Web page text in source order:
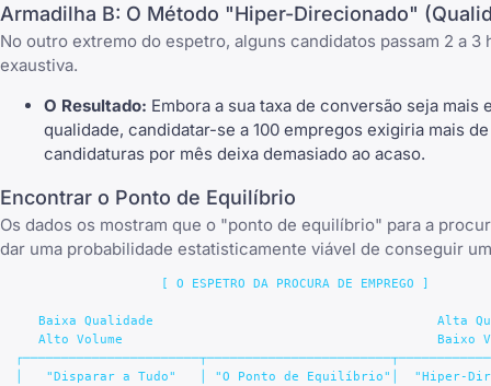
Armadilha B: O Método "Hiper-Direcionado"
No outro extremo do espetro, alguns candidatos passam 2 a
exaustiva.
O Resultado: Embora a sua taxa de conversão seja
qualidade, candidatar-se a 100 empregos exigiria mais
candidaturas por mês deixa demasiado ao acaso.
Encontrar o Ponto de Equilíbrio
Os dados os mostram que o "ponto de equilíbrio" para a
dar uma probabilidade estatisticamente viável de conseguir
                     [ O ESPETRO DA PROCURA DE EMPREGO ]
Baixa Qualidade                                     Alta
Alto Volume                                         Baixo
│   "Disparar a Tudo"   │ "O Ponto de Equilíbrio"│  "Hiper-